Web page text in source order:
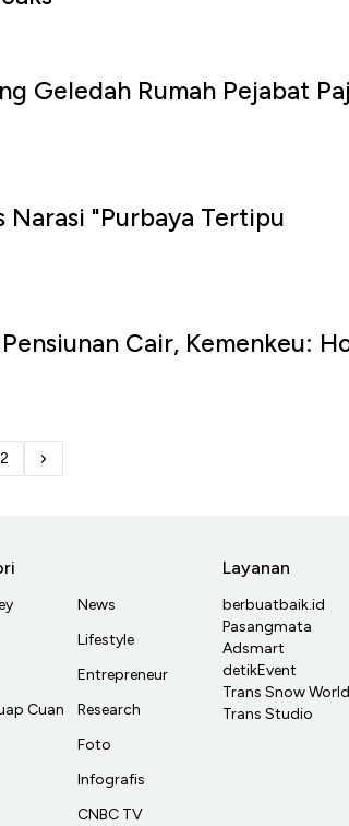
Geledah Rumah Pejabat
Narasi "Purbaya Tertipu
Cair, Kemenkeu:
2
Cuan
News
Lifestyle
Entrepreneur
Research
Foto
Infografis
CNBC TV
Layanan
berbuatbaik.id
Pasangmata
Adsmart
detikEvent
Trans Snow World
Trans Studio